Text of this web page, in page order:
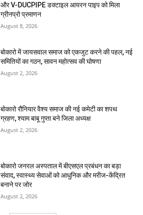
और V-DUCPIPE डक्टाइल आयरन पाइप को मिला
ग्रीनप्रो प्रमाणन
August 8, 2026
बोकारो में जायसवाल समाज को एकजुट करने की पहल, नई
समितियों का गठन, सावन महोत्सव की घोषणा
August 2, 2026
बोकारो रौनियार वैश्य समाज की नई कमेटी का शपथ
ग्रहण, श्याम बाबू गुप्ता बने जिला अध्यक्ष
August 2, 2026
बोकारो जनरल अस्पताल में बीएसएल प्रबंधन का बड़ा
संवाद, स्वास्थ्य सेवाओं को आधुनिक और मरीज-केंद्रित
बनाने पर जोर
August 2, 2026